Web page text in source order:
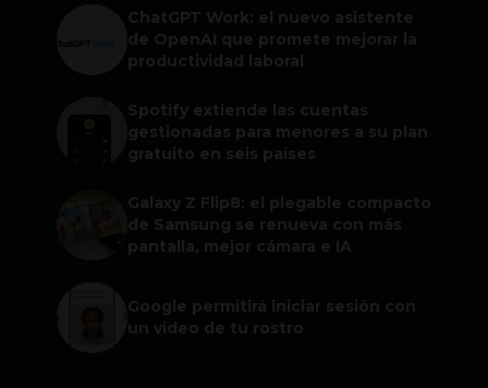
ChatGPT Work: el nuevo asistente
de OpenAI que promete mejorar la
productividad laboral
Spotify extiende las cuentas
gestionadas para menores a su plan
gratuito en seis países
Galaxy Z Flip8: el plegable compacto
de Samsung se renueva con más
pantalla, mejor cámara e IA
Google permitirá iniciar sesión con
un video de tu rostro